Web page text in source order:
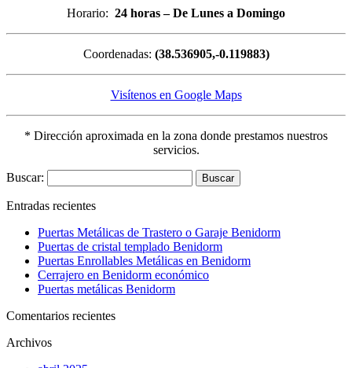
Horario: 24 horas – De Lunes a Domingo
Coordenadas: (38.536905,-0.119883)
Visítenos en Google Maps
* Dirección aproximada en la zona donde prestamos nuestros
servicios.
Buscar:
Entradas recientes
Puertas Metálicas de Trastero o Garaje Benidorm
Puertas de cristal templado Benidorm
Puertas Enrollables Metálicas en Benidorm
Cerrajero en Benidorm económico
Puertas metálicas Benidorm
Comentarios recientes
Archivos